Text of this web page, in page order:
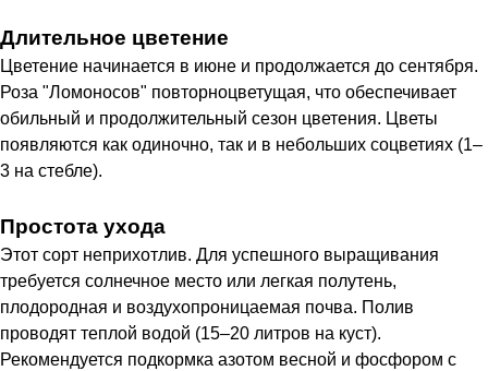
Длительное цветение
Цветение начинается в июне и продолжается до сентября.
Роза "Ломоносов" повторноцветущая, что обеспечивает
обильный и продолжительный сезон цветения. Цветы
появляются как одиночно, так и в небольших соцветиях (1–
3 на стебле).
Простота ухода
Этот сорт неприхотлив. Для успешного выращивания
требуется солнечное место или легкая полутень,
плодородная и воздухопроницаемая почва. Полив
проводят теплой водой (15–20 литров на куст).
Рекомендуется подкормка азотом весной и фосфором с